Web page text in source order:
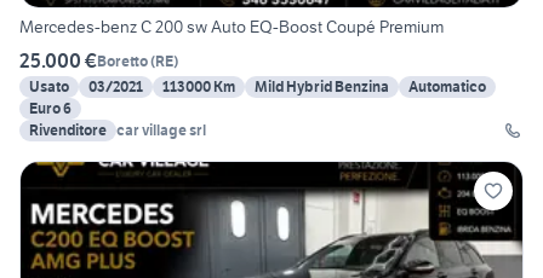
Mercedes-benz C 200 sw Auto EQ-Boost Coupé Premium
25.000 €Boretto(RE)
Usato
03/2021 113000 Km Mild Hybrid Benzina
Automatico
Euro 6
Rivenditore car village srl